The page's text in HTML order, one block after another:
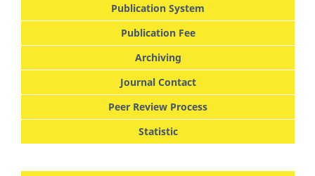
Publication System
Publication Fee
Archiving
Journal Contact
Peer Review Process
Statistic